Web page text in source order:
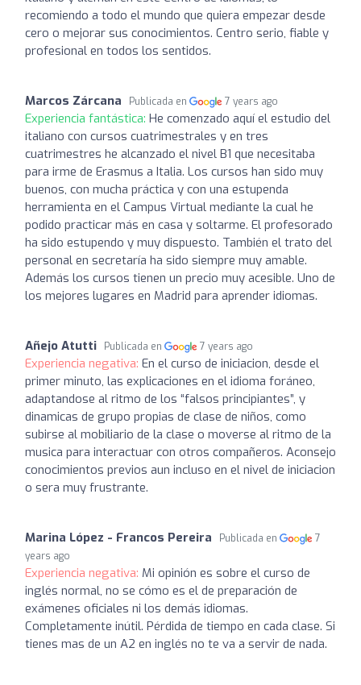
recomiendo a todo el mundo que quiera empezar desde
cero o mejorar sus conocimientos. Centro serio, fiable y
profesional en todos los sentidos.
Marcos Zárcana Publicada en 7 years ago
Experiencia fantástica: He comenzado aquí el estudio del
italiano con cursos cuatrimestrales y en tres
cuatrimestres he alcanzado el nivel B1 que necesitaba
para irme de Erasmus a Italia. Los cursos han sido muy
buenos, con mucha práctica y con una estupenda
herramienta en el Campus Virtual mediante la cual he
podido practicar más en casa y soltarme. El profesorado
ha sido estupendo y muy dispuesto. También el trato del
personal en secretaría ha sido siempre muy amable.
Además los cursos tienen un precio muy acesible. Uno de
los mejores lugares en Madrid para aprender idiomas.
Añejo Atutti Publicada en 7 years ago
Experiencia negativa: En el curso de iniciacion, desde el
primer minuto, las explicaciones en el idioma foráneo,
adaptandose al ritmo de los “falsos principiantes”, y
dinamicas de grupo propias de clase de niños, como
subirse al mobiliario de la clase o moverse al ritmo de la
musica para interactuar con otros compañeros. Aconsejo
conocimientos previos aun incluso en el nivel de iniciacion
o sera muy frustrante.
Marina López - Francos Pereira Publicada en
7
years ago
Experiencia negativa: Mi opinión es sobre el curso de
inglés normal, no se cómo es el de preparación de
exámenes oficiales ni los demás idiomas.
Completamente inútil. Pérdida de tiempo en cada clase. Si
tienes mas de un A2 en inglés no te va a servir de nada.